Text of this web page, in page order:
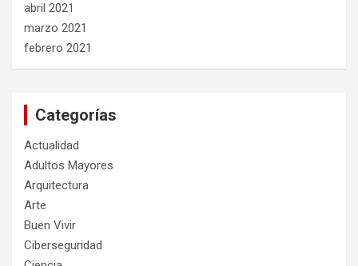
abril 2021
marzo 2021
febrero 2021
Categorías
Actualidad
Adultos Mayores
Arquitectura
Arte
Buen Vivir
Ciberseguridad